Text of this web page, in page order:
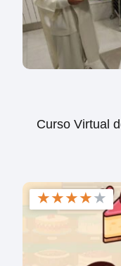
Curso Virtual
★★★★★